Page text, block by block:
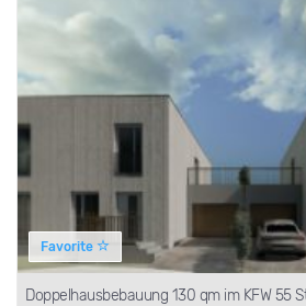
Favorite
Doppelhausbebauung 130 qm im KFW 55